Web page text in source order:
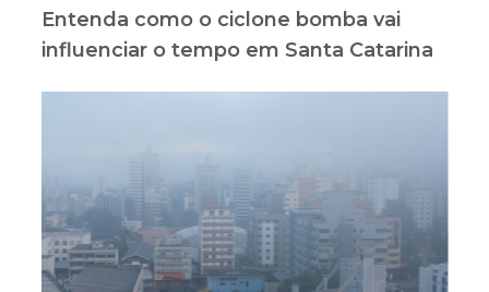
Entenda como o ciclone bomba vai
influenciar o tempo em Santa Catarina